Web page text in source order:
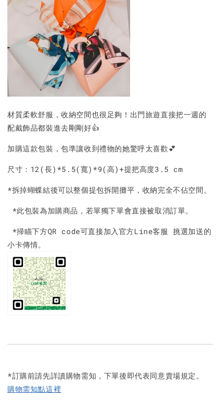
材質柔軟舒服，收納空間也很足夠！出門旅遊直接把一週的
配戴飾品都裝進去剛剛好👍
加購這款包裝，包準讓收到禮物的她驚呼太喜歡💕
尺寸：12(長)*5.5(寬)*9(高)+提把高度3.5 cm
*拆掉蝴蝶結後可以整個提包拆開攤平，收納完全不佔空間。
*此包裝為加購商品，若單獨下單會直接被取消訂單。
*掃瞄下方QR code可直接加入官方Line客服 挑選加送的
小卡傳情。
*訂購前請先詳讀購物需知，下單後即代表同意賣場規定。
購物需知點這裡